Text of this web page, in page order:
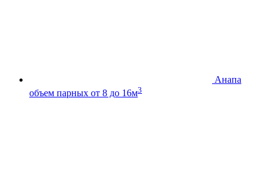
Анапа
объем парных от 8 до 16м3